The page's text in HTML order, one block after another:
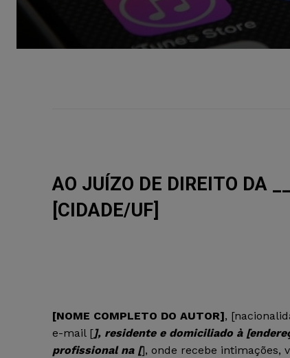
AO JUÍZO DE DIREITO DA
[CIDADE/UF]
[NOME COMPLETO DO AUTOR],
e-mail [], residente e domiciliado à
profissional na [], onde recebe intimações,